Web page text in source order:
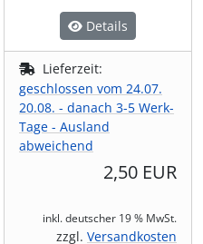
Details
Lieferzeit:
geschlossen vom 24.07.
20.08. - danach 3-5 Werk-
Tage - Ausland
abweichend
2,50 EUR
inkl. deutscher 19 % MwSt.
zzgl. Versandkosten